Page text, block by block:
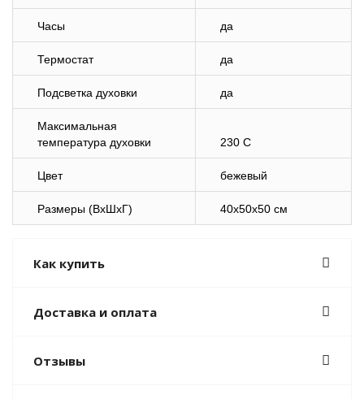
Часы да
Термостат да
Подсветка духовки да
Максимальная
температура духовки
230 С
Цвет бежевый
Размеры (ВхШхГ) 40x50x50 см
Как купить
Доставка и оплата
Отзывы